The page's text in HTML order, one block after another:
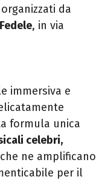
da
, in via
immersiva e
formula unica
celebri,
che ne amplificano
per il